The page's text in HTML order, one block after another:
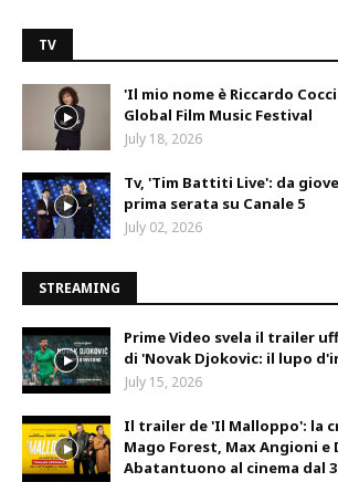
TV
'Il mio nome è Riccardo
Global Film Music Festival
July 18, 2026
Tv, 'Tim Battiti Live': da
prima serata su Canale 5
July 02, 2026
STREAMING
Prime Video svela il trailer
di 'Novak Djokovic: il lupo
July 15, 2026
Il trailer de 'Il Malloppo': la
Mago Forest, Max Angioni e
Abatantuono al cinema dal